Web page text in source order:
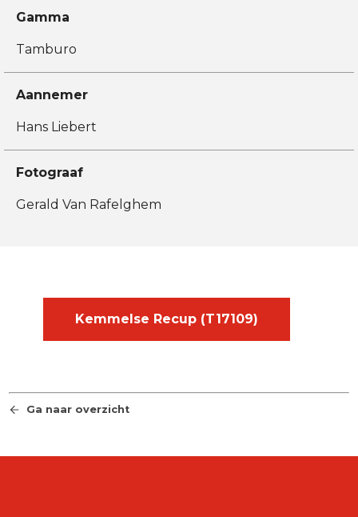
Gamma
Tamburo
Aannemer
Hans Liebert
Fotograaf
Gerald Van Rafelghem
Kemmelse Recup (T17109)
Ga naar overzicht